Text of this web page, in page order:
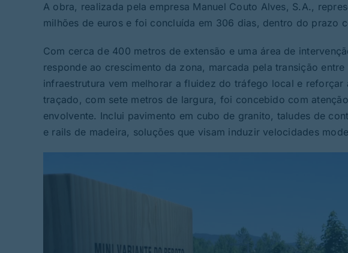
A obra, realizada pela empresa Manuel Couto Alves, S.A.,
milhões de euros e foi concluída em 306 dias, dentro do prazo
Com cerca de 400 metros de extensão e uma área de
responde ao crescimento da zona, marcada pela transição
infraestrutura vem melhorar a fluidez do tráfego local e
traçado, com sete metros de largura, foi concebido com
envolvente. Inclui pavimento em cubo de granito, taludes de
e rails de madeira, soluções que visam induzir velocidades